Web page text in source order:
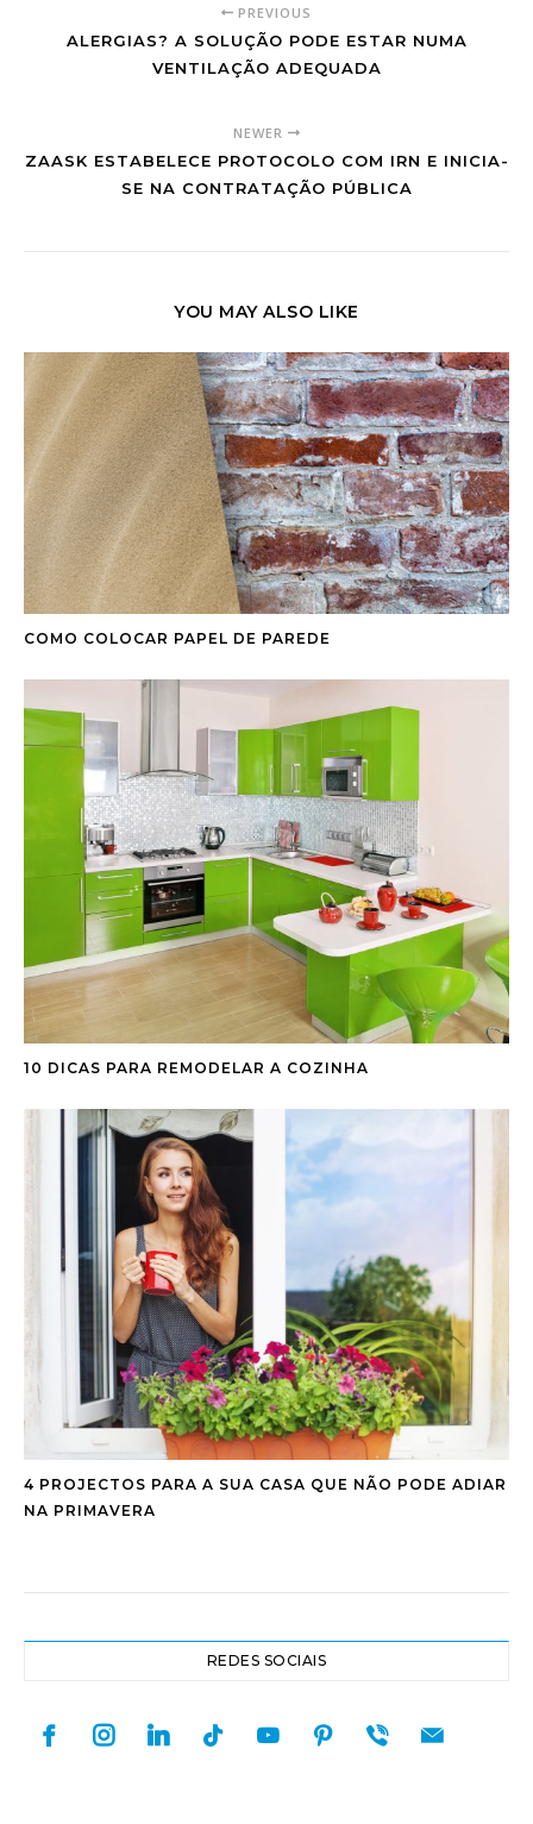
PREVIOUS
ALERGIAS? A SOLUÇÃO PODE ESTAR NUMA
VENTILAÇÃO ADEQUADA
NEWER
ZAASK ESTABELECE PROTOCOLO COM IRN E INICIA-
SE NA CONTRATAÇÃO PÚBLICA
YOU MAY ALSO LIKE
COMO COLOCAR PAPEL DE PAREDE
10 DICAS PARA REMODELAR A COZINHA
4 PROJECTOS PARA A SUA CASA QUE NÃO PODE ADIAR
NA PRIMAVERA
REDES SOCIAIS
facebookinstagramlinkedintiktok youtubepinterest
viber mail